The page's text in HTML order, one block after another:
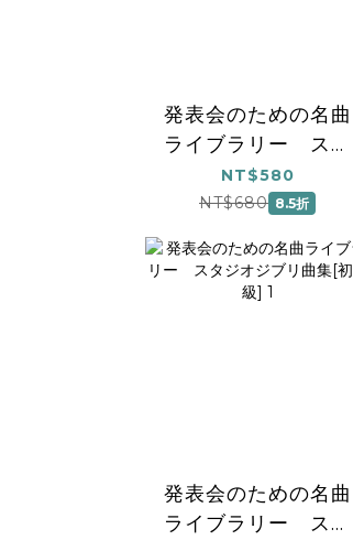
発表会のための名曲
ライブラリー スタ
ジオジブリ曲集［連
弾・中上級］
NT$580
NT$680 8.5折
発表会のための名曲
ライブラリー スタ